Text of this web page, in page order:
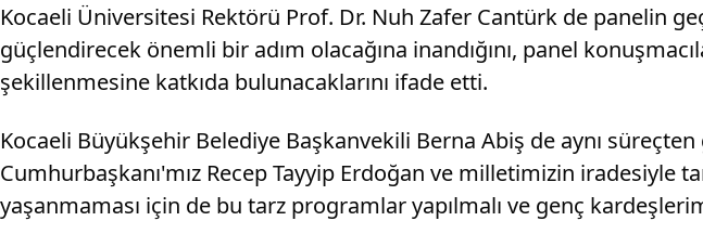
Kocaeli Üniversitesi Rektörü Prof. Dr. Nuh Zafer Cantürk de panelin
güçlendirecek önemli bir adım olacağına inandığını, panel
şekillenmesine katkıda bulunacaklarını ifade etti.
Kocaeli Büyükşehir Belediye Başkanvekili Berna Abiş de aynı süreçten
Cumhurbaşkanı'mız Recep Tayyip Erdoğan ve milletimizin
yaşanmaması için de bu tarz programlar yapılmalı ve genç